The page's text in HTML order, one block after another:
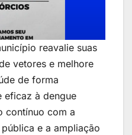
reavalie suas
vetores e melhore
de forma
eficaz à dengue
contínuo com a
e a ampliação